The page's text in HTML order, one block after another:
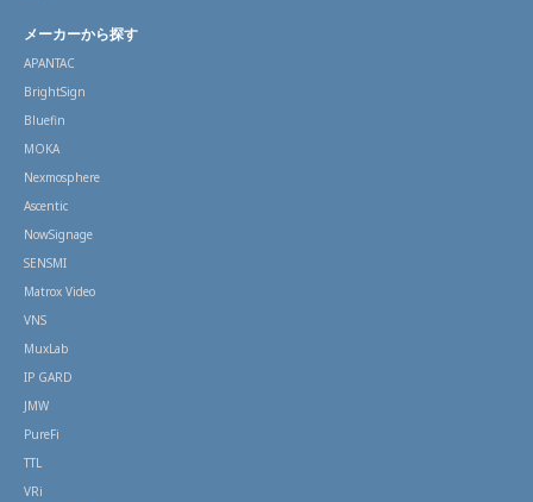
メーカーから探す
APANTAC
BrightSign
Bluefin
MOKA
Nexmosphere
Ascentic
NowSignage
SENSMI
Matrox Video
VNS
MuxLab
IP GARD
JMW
PureFi
TTL
VRi